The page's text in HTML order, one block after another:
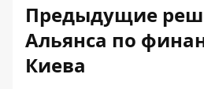
Предыдущие
Альянса по
Киева